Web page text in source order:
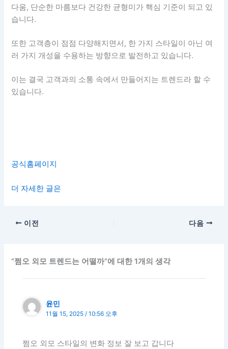
다움, 단순한 마름보다 건강한 균형미가 핵심 기준이 되고 있
습니다.
또한 고객층이 점점 다양해지면서, 한 가지 스타일이 아닌 여
러 가지 개성을 수용하는 방향으로 발전하고 있습니다.
이는 결국 고객과의 소통 속에서 만들어지는 트렌드라 할 수
있습니다.
공식홈페이지
더 자세한 글은
이전 다음
“쩜오 외모 트렌드는 어떨까”에 대한 1개의 생각
윤민
11월 15, 2025 / 10:56 오후
쩜오 외모 스타일의 변화 정보 잘 보고 갑니다